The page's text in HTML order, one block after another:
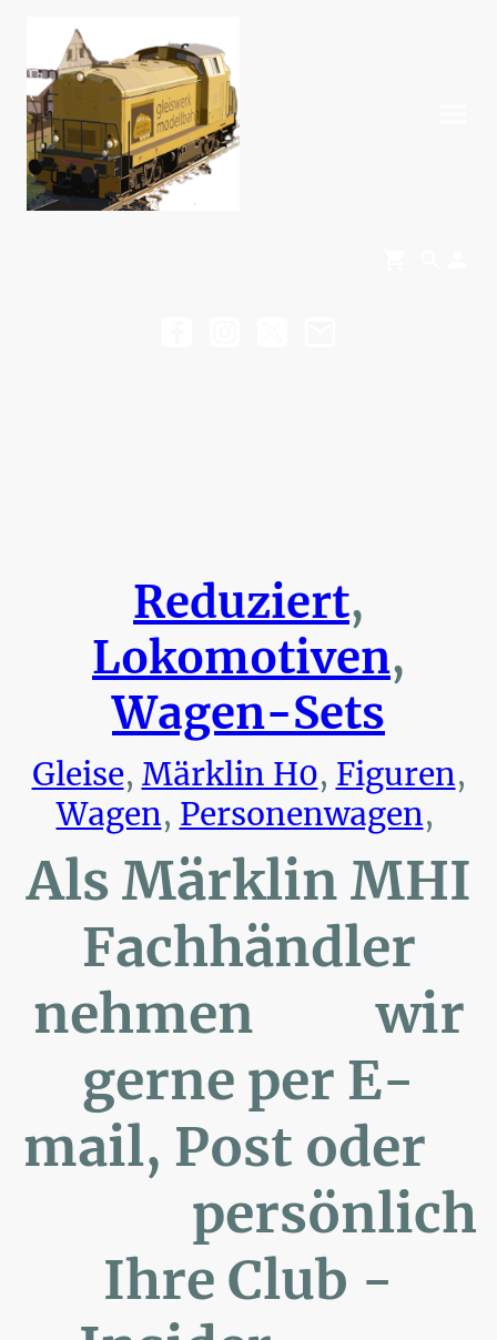
Reduziert,
Lokomotiven,
Wagen-Sets
Gleise, Märklin H0, Figuren,
Wagen, Personenwagen,
Als Märklin MHI
Fachhändler
nehmen wir
gerne per E-
mail, Post oder
persönlich
Ihre Club -